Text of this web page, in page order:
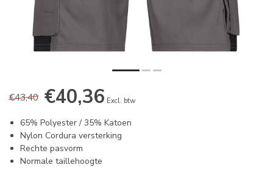
€43,40 €40,36 Excl. btw
65% Polyester / 35% Katoen
Nylon Cordura versterking
Rechte pasvorm
Normale taillehoogte